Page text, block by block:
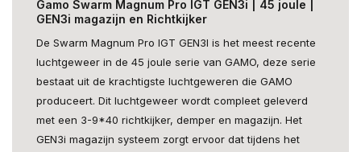
Gamo Swarm Magnum Pro IGT GEN3i | 45 joule |
GEN3i magazijn en Richtkijker
De Swarm Magnum Pro IGT GEN3I is het meest recente
luchtgeweer in de 45 joule serie van GAMO, deze serie
bestaat uit de krachtigste luchtgeweren die GAMO
produceert. Dit luchtgeweer wordt compleet geleverd
met een 3-9*40 richtkijker, demper en magazijn. Het
GEN3i magazijn systeem zorgt ervoor dat tijdens het